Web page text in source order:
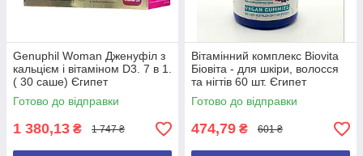
Genuphil Woman Дженуфіл з
кальцієм і вітаміном D3. 7 в 1.
( 30 саше) Єгипет
Готово до відправки
1 380,13 ₴ 1 747 ₴
Вітамінний комплекс Biovita
Біовіта - для шкіри, волосся
та нігтів 60 шт. Єгипет
Оригінал
Готово до відправки
474,79 ₴ 601 ₴